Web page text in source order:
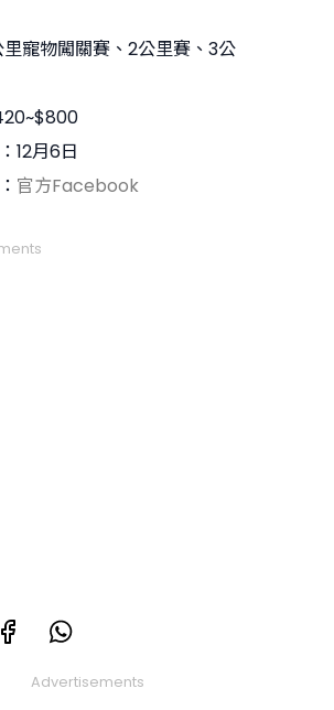
里寵物闖關賽、2公里賽、3公
12月6日
官方Facebook
Advertisements